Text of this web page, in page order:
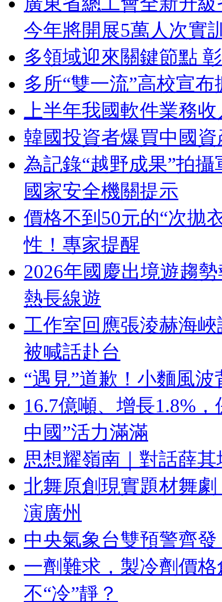
今年將開展5萬人次實
多領域迎來關鍵節點
多所“雙一流”高校宣布
上半年我國軟件業務
韓國投資者爆買中國
為記錄“越野成果”拍
國家安全機關提示
價格不到50元的“次拋
性！專家提醒
2026年國慶出境遊趨
熱長線遊
工作室回應張淩赫海
被喊話赴台
“遇見”道歉！小麵風
16.7億噸、增長1.8%
中國”活力滿滿
思想耀嶺南｜對話薛
北舞原創現實題材舞
演廣州
中央氣象台雙預警齊
一劑難求，製冷劑價
不“冷”靜？